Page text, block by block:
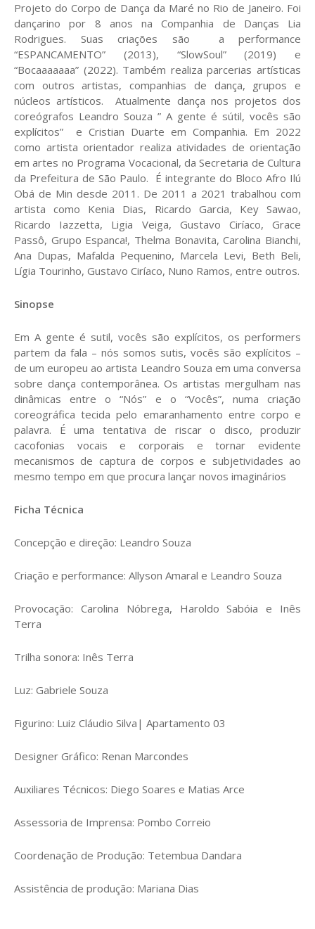
Projeto do Corpo de Dança da Maré no Rio de Janeiro. Foi
dançarino por 8 anos na Companhia de Danças Lia
Rodrigues. Suas criações são a performance
“ESPANCAMENTO” (2013), “SlowSoul” (2019) e
“Bocaaaaaaa” (2022). Também realiza parcerias artísticas
com outros artistas, companhias de dança, grupos e
núcleos artísticos. Atualmente dança nos projetos dos
coreógrafos Leandro Souza ” A gente é sútil, vocês são
explícitos” e Cristian Duarte em Companhia. Em 2022
como artista orientador realiza atividades de orientação
em artes no Programa Vocacional, da Secretaria de Cultura
da Prefeitura de São Paulo. É integrante do Bloco Afro Ilú
Obá de Min desde 2011. De 2011 a 2021 trabalhou com
artista como Kenia Dias, Ricardo Garcia, Key Sawao,
Ricardo Iazzetta, Ligia Veiga, Gustavo Ciríaco, Grace
Passô, Grupo Espanca!, Thelma Bonavita, Carolina Bianchi,
Ana Dupas, Mafalda Pequenino, Marcela Levi, Beth Beli,
Lígia Tourinho, Gustavo Ciríaco, Nuno Ramos, entre outros.
Sinopse
Em A gente é sutil, vocês são explícitos, os performers
partem da fala – nós somos sutis, vocês são explícitos –
de um europeu ao artista Leandro Souza em uma conversa
sobre dança contemporânea. Os artistas mergulham nas
dinâmicas entre o “Nós” e o “Vocês”, numa criação
coreográfica tecida pelo emaranhamento entre corpo e
palavra. É uma tentativa de riscar o disco, produzir
cacofonias vocais e corporais e tornar evidente
mecanismos de captura de corpos e subjetividades ao
mesmo tempo em que procura lançar novos imaginários
Ficha Técnica
Concepção e direção: Leandro Souza
Criação e performance: Allyson Amaral e Leandro Souza
Provocação: Carolina Nóbrega, Haroldo Sabóia e Inês
Terra
Trilha sonora: Inês Terra
Luz: Gabriele Souza
Figurino: Luiz Cláudio Silva| Apartamento 03
Designer Gráfico: Renan Marcondes
Auxiliares Técnicos: Diego Soares e Matias Arce
Assessoria de Imprensa: Pombo Correio
Coordenação de Produção: Tetembua Dandara
Assistência de produção: Mariana Dias